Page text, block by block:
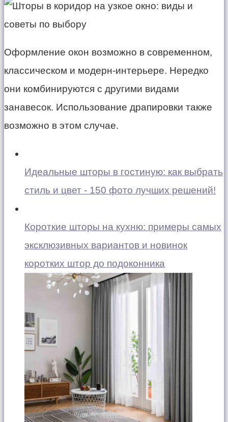
Оформление окон возможно в современном,
классическом и модерн-интерьере. Нередко
они комбинируются с другими видами
занавесок. Использование драпировки также
возможно в этом случае.
Идеальные шторы в гостиную: как выбрать
стиль и цвет - 150 фото лучших решений!
Короткие шторы на кухню: примеры самых
эксклюзивных вариантов и новинок
коротких штор до подоконника